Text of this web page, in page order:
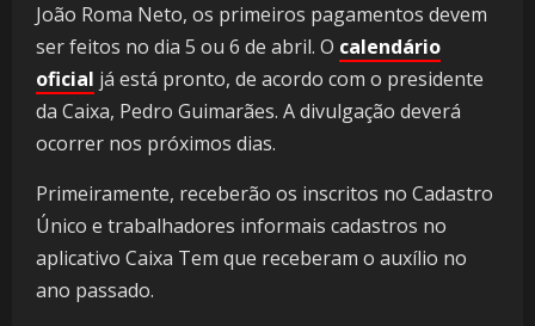
João Roma Neto, os primeiros pagamentos devem
ser feitos no dia 5 ou 6 de abril. O calendário
oficial já está pronto, de acordo com o presidente
da Caixa, Pedro Guimarães. A divulgação deverá
ocorrer nos próximos dias.
Primeiramente, receberão os inscritos no Cadastro
Único e trabalhadores informais cadastros no
aplicativo Caixa Tem que receberam o auxílio no
ano passado.